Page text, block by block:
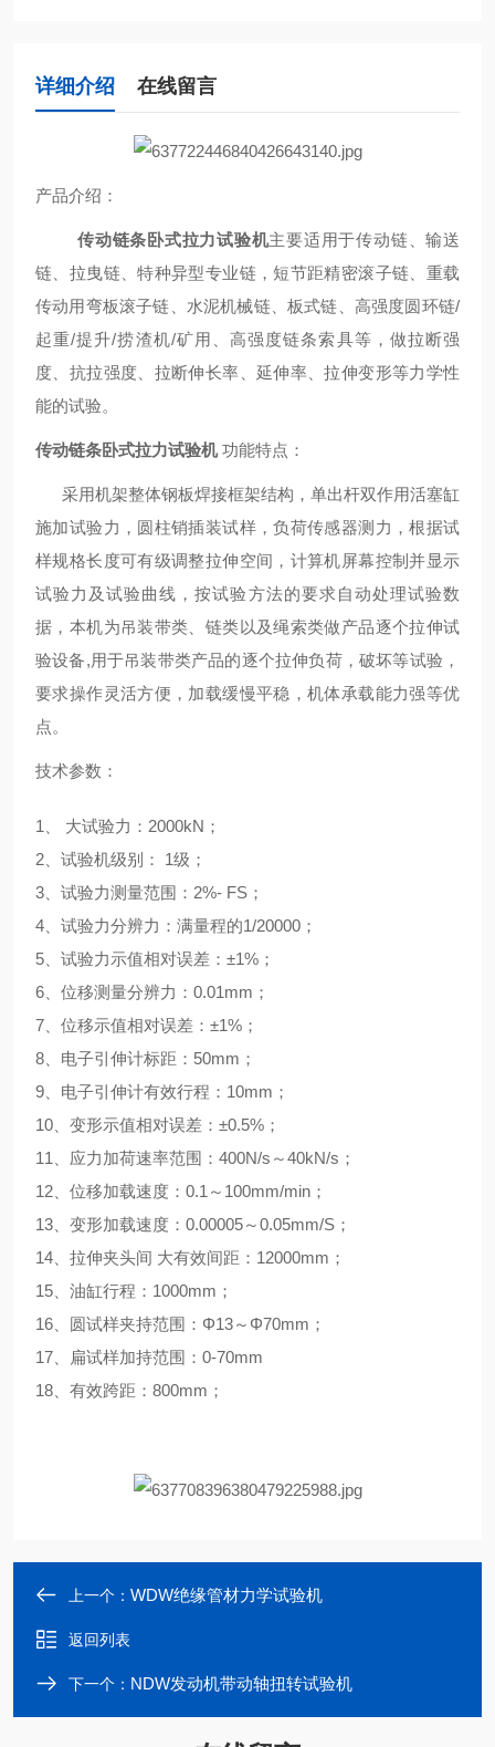
详细介绍 在线留言
产品介绍：
传动链条卧式拉力试验机主要适用于传动链、输送
链、拉曳链、特种异型专业链，短节距精密滚子链、重载
传动用弯板滚子链、水泥机械链、板式链、高强度圆环链/
起重/提升/捞渣机/矿用、高强度链条索具等，做拉断强
度、抗拉强度、拉断伸长率、延伸率、拉伸变形等力学性
能的试验。
传动链条卧式拉力试验机功能特点：
采用机架整体钢板焊接框架结构，单出杆双作用活塞缸
施加试验力，圆柱销插装试样，负荷传感器测力，根据试
样规格长度可有级调整拉伸空间，计算机屏幕控制并显示
试验力及试验曲线，按试验方法的要求自动处理试验数
据，本机为吊装带类、链类以及绳索类做产品逐个拉伸试
验设备,用于吊装带类产品的逐个拉伸负荷，破坏等试验，
要求操作灵活方便，加载缓慢平稳，机体承载能力强等优
点。
技术参数：
1、 大试验力：2000kN；
2、试验机级别： 1级；
3、试验力测量范围：2%- FS；
4、试验力分辨力：满量程的1/20000；
5、试验力示值相对误差：±1%；
6、位移测量分辨力：0.01mm；
7、位移示值相对误差：±1%；
8、电子引伸计标距：50mm；
9、电子引伸计有效行程：10mm；
10、变形示值相对误差：±0.5%；
11、应力加荷速率范围：400N/s～40kN/s；
12、位移加载速度：0.1～100mm/min；
13、变形加载速度：0.00005～0.05mm/S；
14、拉伸夹头间 大有效间距：12000mm；
15、油缸行程：1000mm；
16、圆试样夹持范围：Φ13～Φ70mm；
17、扁试样加持范围：0-70mm
18、有效跨距：800mm；
上一个： WDW绝缘管材力学试验机
返回列表
下一个： NDW发动机带动轴扭转试验机